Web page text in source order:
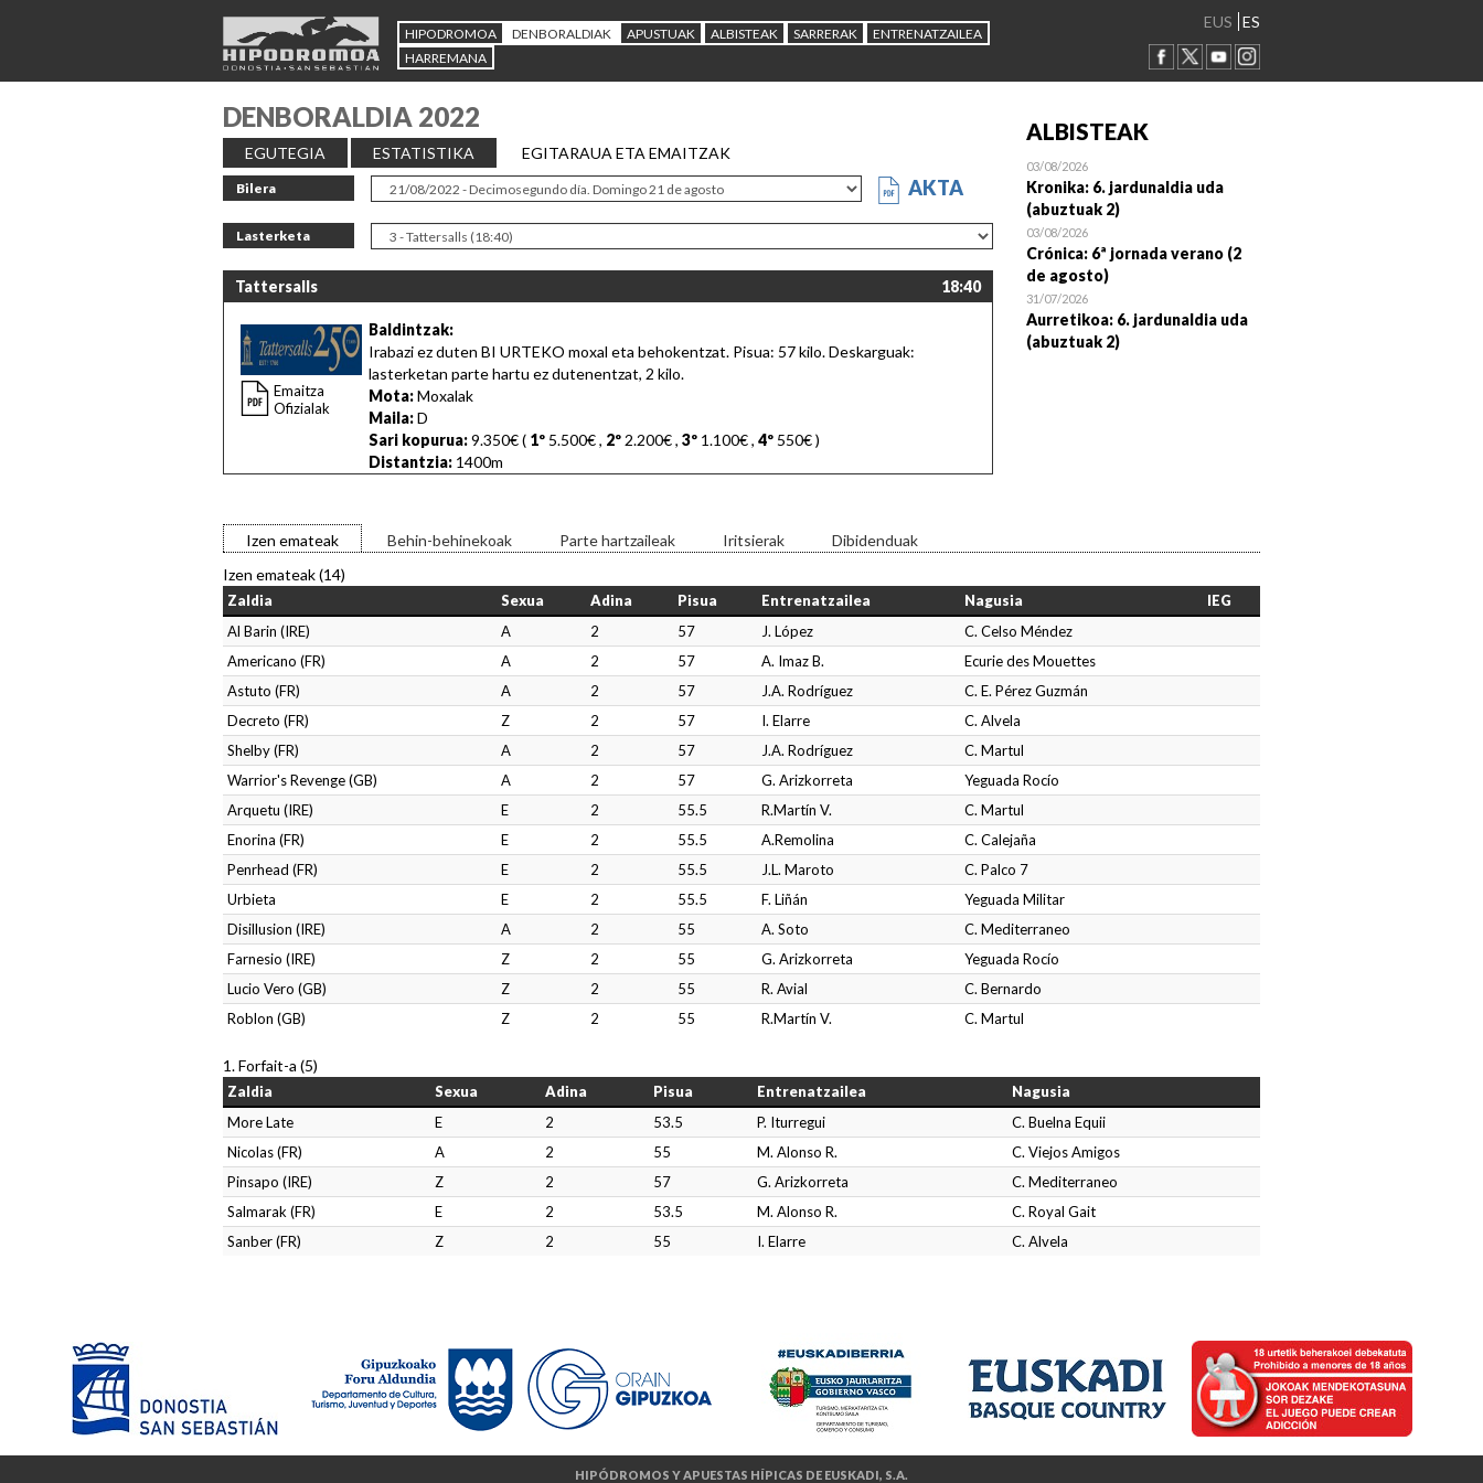
HIPODROMOA DENBORALDIAK APUSTUAK ALBISTEAK SARRERAK
ENTRENATZAILEA
HARREMANA
EUS ES
DENBORALDIA 2022
EGUTEGIA ESTATISTIKA EGITARAUA ETA EMAITZAK
Bilera AKTA
Lasterketa
Tattersalls 18:40
Emaitza
Ofizialak
Baldintzak:
Irabazi ez duten BI URTEKO moxal eta behokentzat. Pisua: 57 kilo. Deskarguak:
lasterketan parte hartu ez dutenentzat, 2 kilo.
Mota:Moxalak
Maila:D
Sari kopurua:9.350€ ( 1º5.500€, 2º2.200€, 3º1.100€, 4º550€)
Distantzia: 1400m
ALBISTEAK
03/08/2026
Kronika: 6. jardunaldia uda
(abuztuak 2)
03/08/2026
Crónica: 6ª jornada verano (2
de agosto)
31/07/2026
Aurretikoa: 6. jardunaldia uda
(abuztuak 2)
Izen emateak Behin-behinekoak Parte hartzaileak Iritsierak
Dibidenduak
Izen emateak (14)
Zaldia Sexua Adina Pisua Entrenatzailea Nagusia
IEG
Al Barin (IRE)
A 2 57 J. López
C. Celso Méndez
Americano (FR)
A 2 57 A. Imaz B.
Ecurie des Mouettes
Astuto (FR)
A 2 57 J.A. Rodríguez
C. E. Pérez Guzmán
Decreto (FR)
Z 2 57 I. Elarre
C. Alvela
Shelby (FR)
A 2 57 J.A. Rodríguez
C. Martul
Warrior's Revenge (GB)
A 2 57 G. Arizkorreta
Yeguada Rocío
Arquetu (IRE)
E 2 55.5 R.Martín V.
C. Martul
Enorina (FR)
E 2 55.5 A.Remolina
C. Calejaña
Penrhead (FR)
E 2 55.5 J.L. Maroto
C. Palco 7
Urbieta
E 2 55.5 F. Liñán
Yeguada Militar
Disillusion (IRE)
A 2 55 A. Soto
C. Mediterraneo
Farnesio (IRE)
Z 2 55 G. Arizkorreta
Yeguada Rocío
Lucio Vero (GB)
Z 2 55 R. Avial
C. Bernardo
Roblon (GB)
Z 2 55 R.Martín V. C. Martul
1. Forfait-a (5)
Zaldia Sexua Adina Pisua Entrenatzailea
Nagusia
More Late
E 2 53.5 P. Iturregui
C. Buelna Equii
Nicolas (FR)
A 2 55 M. Alonso R.
C. Viejos Amigos
Pinsapo (IRE)
Z 2 57 G. Arizkorreta
C. Mediterraneo
Salmarak (FR)
E 2 53.5 M. Alonso R.
C. Royal Gait
Sanber (FR)
Z 2 55 I. Elarre C. Alvela
HIPÓDROMOS Y APUESTAS HÍPICAS DE EUSKADI, S.A.